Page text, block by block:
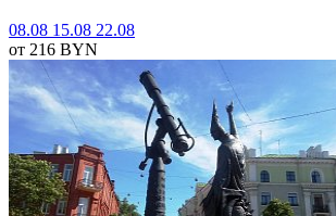
08.08 15.08 22.08
от 216 BYN